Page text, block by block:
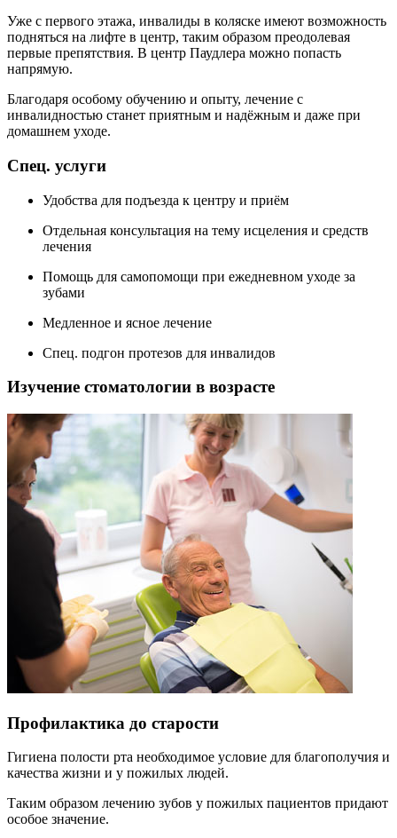
Уже с первого этажа, инвалиды в коляске имеют возможность
подняться на лифте в центр, таким образом преодолевая
первые препятствия. В центр Паудлера можно попасть
напрямую.
Благодаря особому обучению и опыту, лечение с
инвалидностью станет приятным и надёжным и даже при
домашнем уходе.
Спец. услуги
Удобства для подъезда к центру и приём
Отдельная консультация на тему исцеления и средств
лечения
Помощь для самопомощи при ежедневном уходе за
зубами
Медленное и ясное лечение
Спец. подгон протезов для инвалидов
Изучение стоматологии в возрасте
Профилактика до старости
Гигиена полости рта необходимое условие для благополучия и
качества жизни и у пожилых людей.
Таким образом лечению зубов у пожилых пациентов придают
особое значение.